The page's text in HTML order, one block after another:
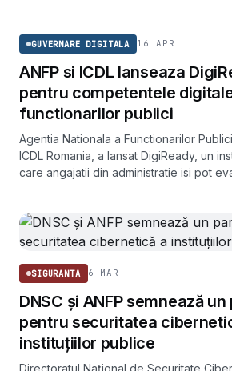
GUVERNARE DIGITALA 16 APR
ANFP si ICDL lanseaza
pentru competentele
functionarilor publici
Agentia Nationala a Functionarilor
ICDL Romania, a lansat DigiReady, un
care angajatii din administratie isi pot
SIGURANTA 6 MAR
DNSC și ANFP semnează
pentru securitatea
instituțiilor publice
Directoratul Național de Securitate